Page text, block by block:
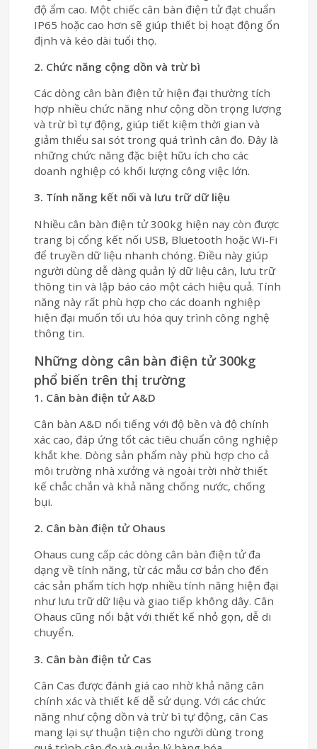
độ ẩm cao. Một chiếc cân bàn điện tử đạt chuẩn
IP65 hoặc cao hơn sẽ giúp thiết bị hoạt động ổn
định và kéo dài tuổi thọ.
2. Chức năng cộng dồn và trừ bì
Các dòng cân bàn điện tử hiện đại thường tích
hợp nhiều chức năng như cộng dồn trọng lượng
và trừ bì tự động, giúp tiết kiệm thời gian và
giảm thiểu sai sót trong quá trình cân đo. Đây là
những chức năng đặc biệt hữu ích cho các
doanh nghiệp có khối lượng công việc lớn.
3. Tính năng kết nối và lưu trữ dữ liệu
Nhiều cân bàn điện tử 300kg hiện nay còn được
trang bị cổng kết nối USB, Bluetooth hoặc Wi-Fi
để truyền dữ liệu nhanh chóng. Điều này giúp
người dùng dễ dàng quản lý dữ liệu cân, lưu trữ
thông tin và lập báo cáo một cách hiệu quả. Tính
năng này rất phù hợp cho các doanh nghiệp
hiện đại muốn tối ưu hóa quy trình công nghệ
thông tin.
Những dòng cân bàn điện tử 300kg
phổ biến trên thị trường
1. Cân bàn điện tử A&D
Cân bàn A&D nổi tiếng với độ bền và độ chính
xác cao, đáp ứng tốt các tiêu chuẩn công nghiệp
khắt khe. Dòng sản phẩm này phù hợp cho cả
môi trường nhà xưởng và ngoài trời nhờ thiết
kế chắc chắn và khả năng chống nước, chống
bụi.
2. Cân bàn điện tử Ohaus
Ohaus cung cấp các dòng cân bàn điện tử đa
dạng về tính năng, từ các mẫu cơ bản cho đến
các sản phẩm tích hợp nhiều tính năng hiện đại
như lưu trữ dữ liệu và giao tiếp không dây. Cân
Ohaus cũng nổi bật với thiết kế nhỏ gọn, dễ di
chuyển.
3. Cân bàn điện tử Cas
Cân Cas được đánh giá cao nhờ khả năng cân
chính xác và thiết kế dễ sử dụng. Với các chức
năng như cộng dồn và trừ bì tự động, cân Cas
mang lại sự thuận tiện cho người dùng trong